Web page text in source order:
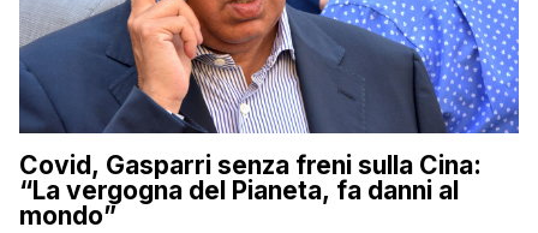
Covid, Gasparri senza freni sulla Cina:
“La vergogna del Pianeta, fa danni al
mondo”